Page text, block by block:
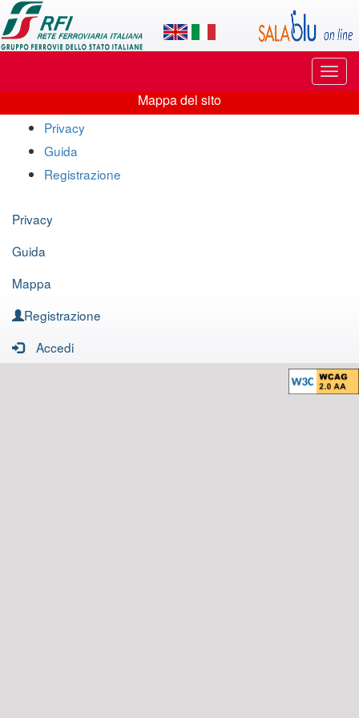
Applicazione
SalaBlu
Online
di
Rete
Ferroviaria
Italiana
di
Mappa
sito
Mappa del sito
Privacy
Guida
Registrazione
Privacy
Guida
Mappa
Registrazione
Accedi